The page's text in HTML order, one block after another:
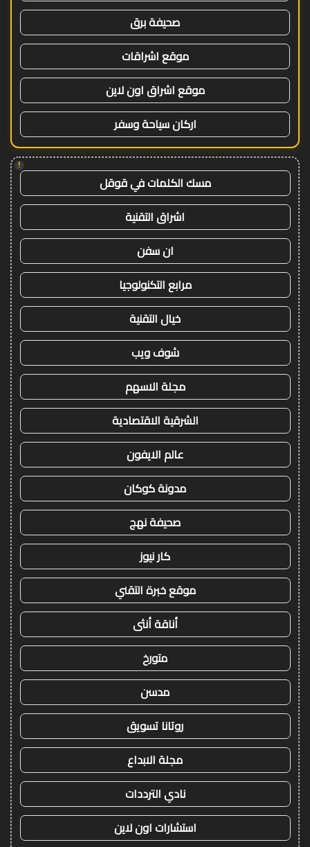
صحيفة برق
موقع اشراقات
موقع اشراق اون لاين
اركان سياحة وسفر
!
مسك الكلمات في قوقل
اشراق التقنية
ان سفن
مرابع التكنولوجيا
خيال التقنية
شوف ويب
مجلة الاسهم
الشرقية الاقتصادية
عالم الايفون
مدونة كوكان
صحيفة نهج
كار نيوز
موقع خبرة التقني
أناقة أنثى
متورخ
مدسن
روتانا تسويق
مجلة الابداع
نادي الترددات
استشارات اون لاين